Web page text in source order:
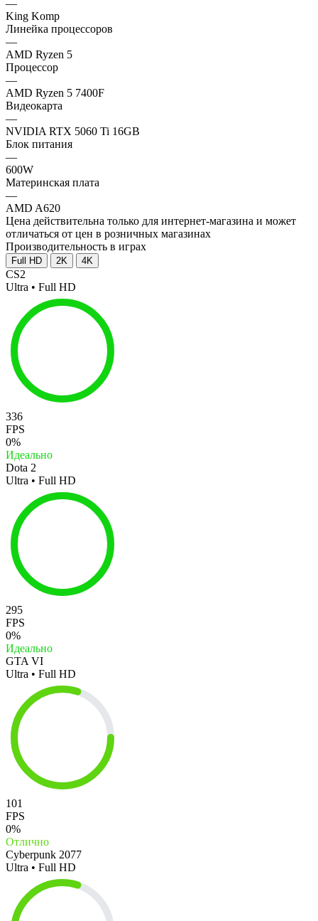
—
King Komp
Линейка процессоров
—
AMD Ryzen 5
Процессор
—
AMD Ryzen 5 7400F
Видеокарта
—
NVIDIA RTX 5060 Ti 16GB
Блок питания
—
600W
Материнская плата
—
AMD A620
Цена действительна только для интернет-магазина и может
отличаться от цен в розничных магазинах
Производительность в играх
Full HD 2K 4K
CS2
Ultra • Full HD
336
FPS
0%
Идеально
Dota 2
Ultra • Full HD
295
FPS
0%
Идеально
GTA VI
Ultra • Full HD
101
FPS
0%
Отлично
Cyberpunk 2077
Ultra • Full HD